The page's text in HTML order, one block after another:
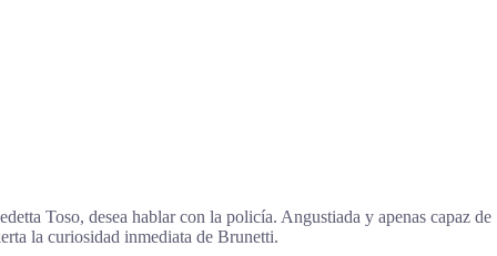
Toso, desea hablar con la policía. Angustiada y apenas capaz de
la curiosidad inmediata de Brunetti.